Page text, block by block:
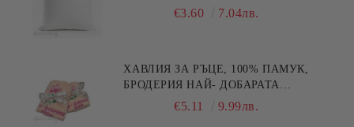
€3.60 7.04лв.
ХАВЛИЯ ЗА РЪЦЕ, 100% ПАМУК,
БРОДЕРИЯ НАЙ- ДОБАРАТА
МАЙКА/БАБА , РАЗМЕР:
€5.11 9.99лв.